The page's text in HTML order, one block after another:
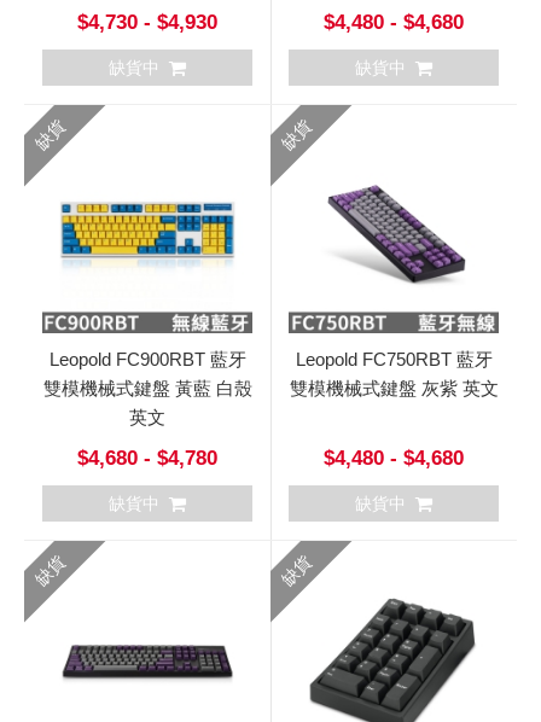
$4,730 - $4,930
缺貨中
$4,480 - $4,680
缺貨中
缺貨
Leopold FC900RBT 藍牙
雙模機械式鍵盤 黃藍 白殼
英文
$4,680 - $4,780
缺貨中
缺貨
Leopold FC750RBT 藍牙
雙模機械式鍵盤 灰紫 英文
$4,480 - $4,680
缺貨中
缺貨 缺貨